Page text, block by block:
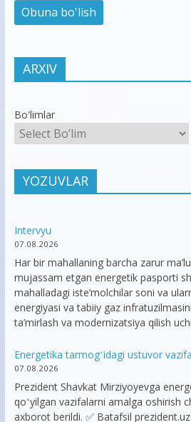
ARXIV
Bo'limlar
YOZUVLAR
Intervyu
07.08.2026
Har bir mahallaning barcha zarur
mujassam etgan energetik pasporti
mahalladagi iste’molchilar soni va
energiyasi va tabiiy gaz
ta’mirlash va modernizatsiya qilish
Energetika tarmogʻidagi ustuvor
07.08.2026
Prezident Shavkat Mirziyoyevga
qoʻyilgan vazifalarni amalga oshirish
axborot berildi. ✅ Batafsil prezident.uz